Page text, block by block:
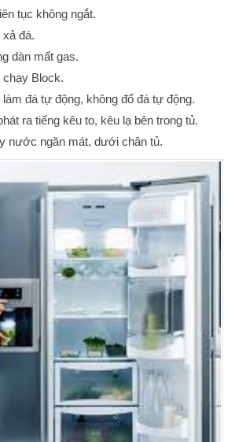
tục không ngắt.
xả đá.
dàn mất gas.
chạy Block.
đá tự động, không đổ đá tự động.
ra tiếng kêu to, kêu lạ bên trong tủ.
nước ngăn mát, dưới chân tủ.